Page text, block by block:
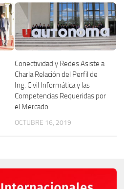
Conectividad y Redes Asiste a
Charla Relación del Perfil de
Ing. Civil Informática y las
Competencias Requeridas por
el Mercado
OCTUBRE 16, 2019